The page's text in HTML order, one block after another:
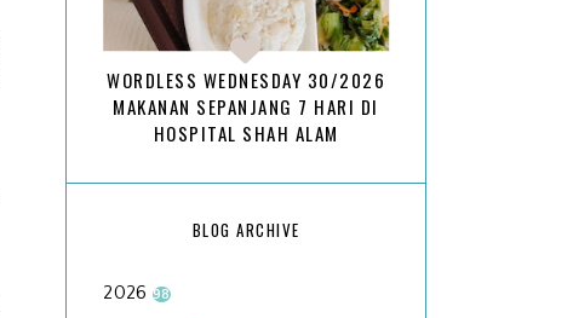
WORDLESS WEDNESDAY 30/2026
MAKANAN SEPANJANG 7 HARI DI
HOSPITAL SHAH ALAM
BLOG ARCHIVE
2026 98